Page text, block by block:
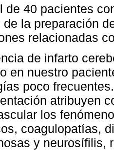
de 40 pacientes
de la preparación
relacionadas
de infarto
en nuestro
poco
atribuyen
los
coagulopatías,
y neurosífilis,